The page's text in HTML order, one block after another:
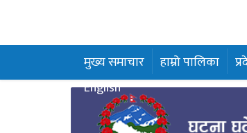
मुख्य समाचार हाम्रो पालिका
English